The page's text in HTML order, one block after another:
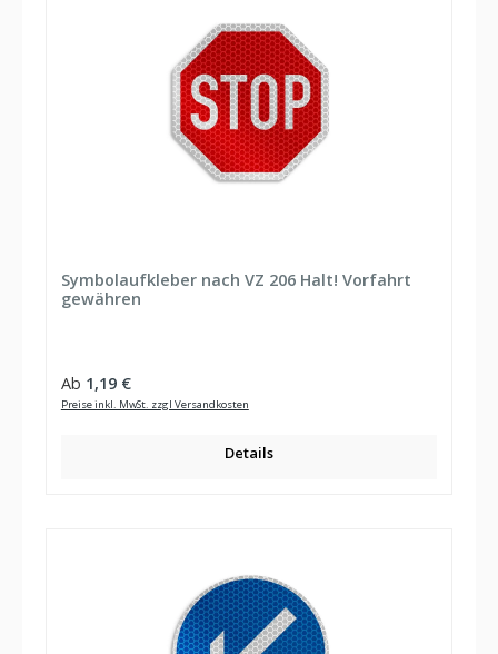
Symbolaufkleber nach VZ 206 Halt! Vorfahrt
gewähren
Regulärer Preis:
Ab 1,19 €
Preise inkl. MwSt. zzgl Versandkosten
Details